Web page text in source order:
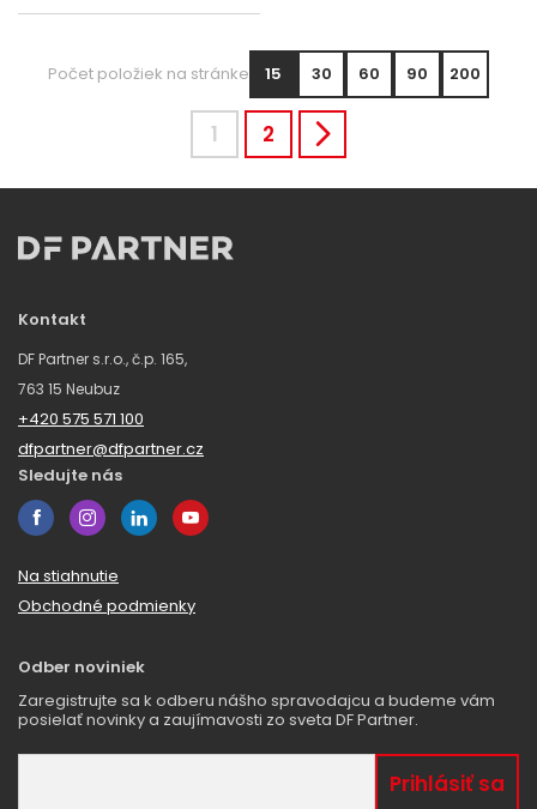
Počet položiek na stránke 15 30 60 90 200
1 2
Kontakt
DF Partner s.r.o., č.p. 165,
763 15 Neubuz
+420 575 571 100
dfpartner@dfpartner.cz
Sledujte nás
Na stiahnutie
Obchodné podmienky
Odber noviniek
Zaregistrujte sa k odberu nášho spravodajcu a budeme vám
posielať novinky a zaujímavosti zo sveta DF Partner.